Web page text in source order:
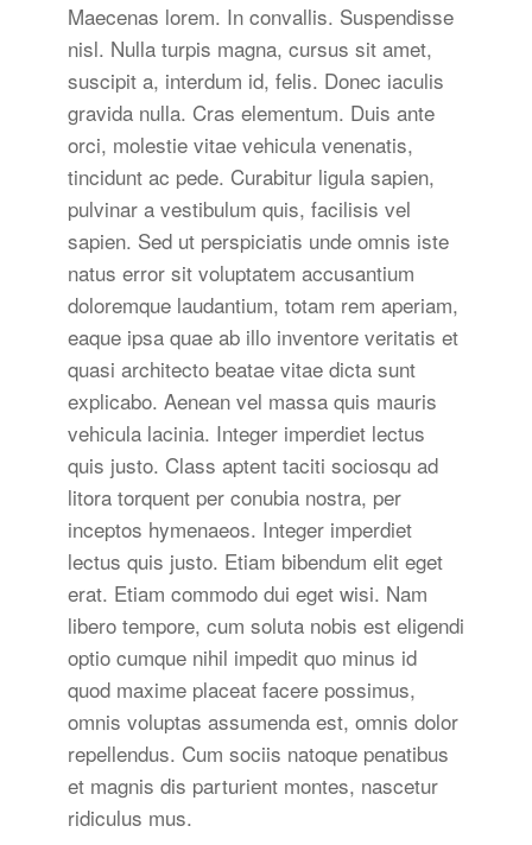
Maecenas lorem. In convallis. Suspendisse
nisl. Nulla turpis magna, cursus sit amet,
suscipit a, interdum id, felis. Donec iaculis
gravida nulla. Cras elementum. Duis ante
orci, molestie vitae vehicula venenatis,
tincidunt ac pede. Curabitur ligula sapien,
pulvinar a vestibulum quis, facilisis vel
sapien. Sed ut perspiciatis unde omnis iste
natus error sit voluptatem accusantium
doloremque laudantium, totam rem aperiam,
eaque ipsa quae ab illo inventore veritatis et
quasi architecto beatae vitae dicta sunt
explicabo. Aenean vel massa quis mauris
vehicula lacinia. Integer imperdiet lectus
quis justo. Class aptent taciti sociosqu ad
litora torquent per conubia nostra, per
inceptos hymenaeos. Integer imperdiet
lectus quis justo. Etiam bibendum elit eget
erat. Etiam commodo dui eget wisi. Nam
libero tempore, cum soluta nobis est eligendi
optio cumque nihil impedit quo minus id
quod maxime placeat facere possimus,
omnis voluptas assumenda est, omnis dolor
repellendus. Cum sociis natoque penatibus
et magnis dis parturient montes, nascetur
ridiculus mus.